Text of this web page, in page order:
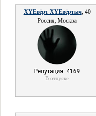
XYEвёрт XYEвёртыч, 40
Россия, Москва
Репутация: 4169
В отпуске